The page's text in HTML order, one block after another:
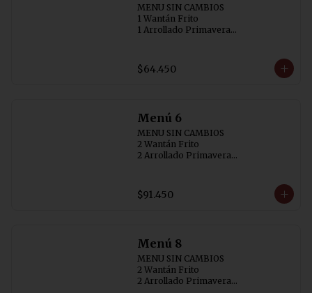
MENU SIN CAMBIOS
1 Wantán Frito
1 Arrollado Primavera
1 Pollo con  Champiñon
1 Arrollado de Marisco
$64.450
Menú 6
MENU SIN CAMBIOS
2 Wantán Frito
2 Arrollado Primavera
1 Costillar Cantonés
1 Chapsui Especial
$91.450
Menú 8
MENU SIN CAMBIOS
2 Wantán Frito
2 Arrollado Primavera